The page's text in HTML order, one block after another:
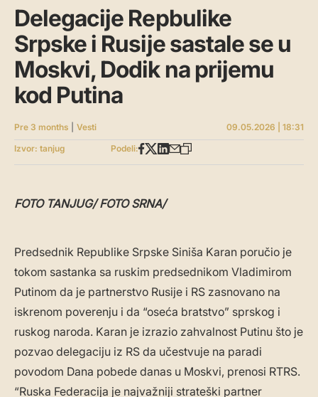
Delegacije Repbulike
Srpske i Rusije sastale se u
Moskvi, Dodik na prijemu
kod Putina
Pre 3 months Vesti
09.05.2026 | 18:31
Izvor: tanjug
Podeli:
FOTO TANJUG/ FOTO SRNA/
Predsednik Republike Srpske Siniša Karan poručio je
tokom sastanka sa ruskim predsednikom Vladimirom
Putinom da je partnerstvo Rusije i RS zasnovano na
iskrenom poverenju i da “oseća bratstvo” sprskog i
ruskog naroda. Karan je izrazio zahvalnost Putinu što je
pozvao delegaciju iz RS da učestvuje na paradi
povodom Dana pobede danas u Moskvi, prenosi RTRS.
“Ruska Federacija je najvažniji strateški partner